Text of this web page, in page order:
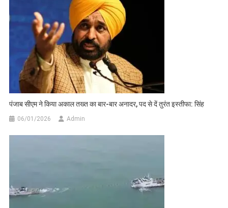
पंजाब सीएम ने किया अकाल तख्त का बार-बार अनादर, पद से दें तुरंत इस्तीफा: सिंह
06/01/2026 Admin